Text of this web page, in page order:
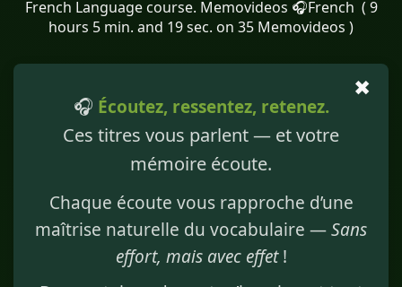
French Language course. Memovideos 🎧French ( 9
hours 5 min. and 19 sec. on 35 Memovideos )
✖
🎧 Écoutez, ressentez, retenez.
Ces titres vous parlent — et votre
mémoire écoute.
Chaque écoute vous rapproche d’une
maîtrise naturelle du vocabulaire —Sans
effort, mais avec effet!